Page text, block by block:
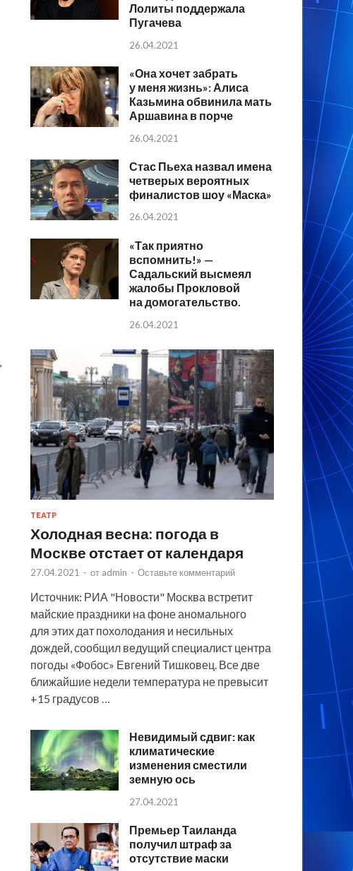
Лолиты поддержала
Пугачева
26.04.2021
«Она хочет забрать
у меня жизнь»: Алиса
Казьмина обвинила мать
Аршавина в порче
26.04.2021
Стас Пьеха назвал имена
четверых вероятных
финалистов шоу «Маска»
26.04.2021
«Так приятно
вспомнить!» —
Садальский высмеял
жалобы Прокловой
на домогательство.
26.04.2021
ТЕАТР
Холодная весна: погода в
Москве отстает от календаря
27.04.2021 - от admin - Оставьте комментарий
Источник: РИА "Новости" Москва встретит
майские праздники на фоне аномального
для этих дат похолодания и несильных
дождей, сообщил ведущий специалист центра
погоды «Фобос» Евгений Тишковец. Все две
ближайшие недели температура не превысит
+15 градусов …
Невидимый сдвиг: как
климатические
изменения сместили
земную ось
27.04.2021
Премьер Таиланда
получил штраф за
отсутствие маски